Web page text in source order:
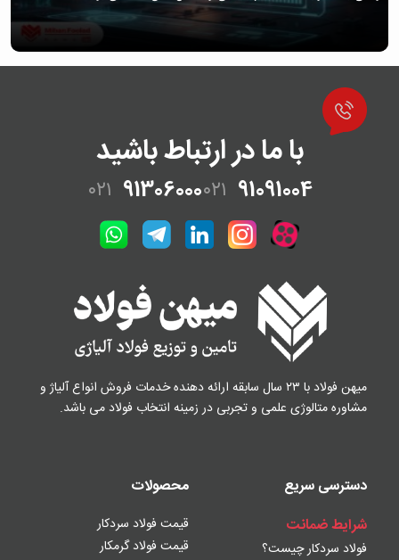
میهن فولاد با ۲۳ سال سابقه ارائه دهنده خدمات فروش
انواع آلیاژ و
مشاوره متالوژی علمی و تجربی در زمینه انتخاب فولاد می باشد.
دسترسی سریع
شرایط ضمانت
فولاد سردکار چیست؟
محصولات
قیمت فولاد سردکار
قیمت فولاد گرمکار
با ما در ارتباط باشید
۰۲۱ 91091004 ۰۲۱ 91306000